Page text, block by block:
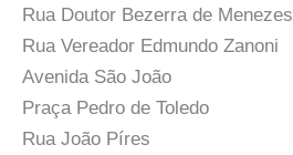
Rua Doutor Bezerra de Menezes
Rua Vereador Edmundo Zanoni
Avenida São João
Praça Pedro de Toledo
Rua João Píres